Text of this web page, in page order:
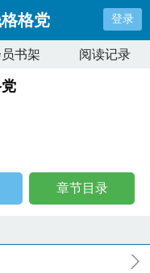
格党 登录
书架 阅读记录
章节目录